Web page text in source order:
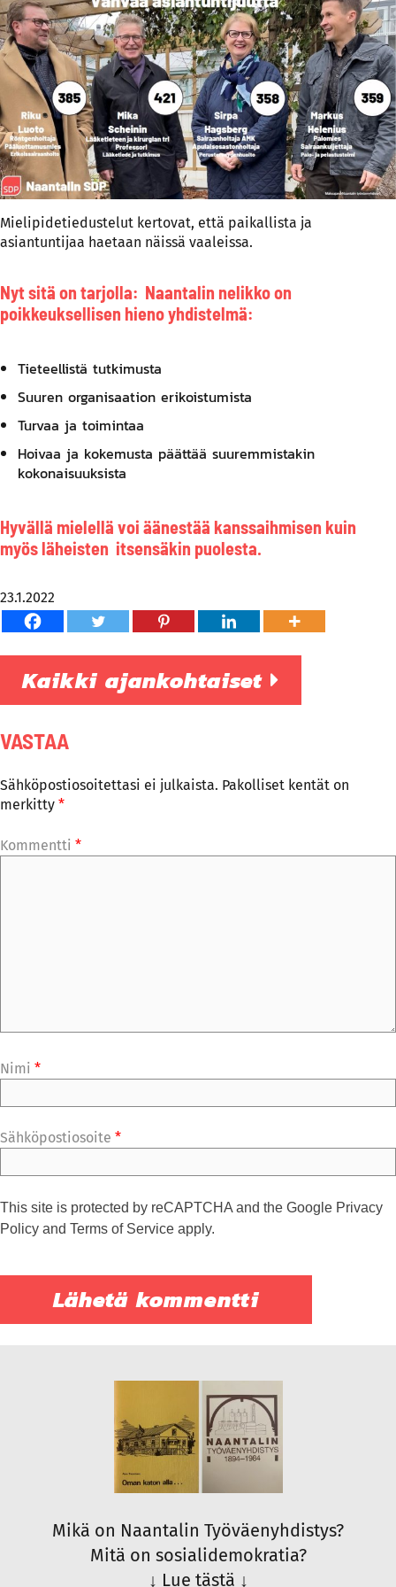
Mielipidetiedustelut kertovat, että paikallista ja
asiantuntijaa haetaan näissä vaaleissa.
Nyt sitä on tarjolla: Naantalin nelikko on
poikkeuksellisen hieno yhdistelmä:
Tieteellistä tutkimusta
Suuren organisaation erikoistumista
Turvaa ja toimintaa
Hoivaa ja kokemusta päättää suuremmistakin
kokonaisuuksista
Hyvällä mielellä voi äänestää kanssaihmisen kuin
myös läheisten itsensäkin puolesta.
23.1.2022
Kaikki ajankohtaiset
VASTAA
Sähköpostiosoitettasi ei julkaista. Pakolliset kentät on
merkitty *
Kommentti *
Nimi *
Sähköpostiosoite *
This site is protected by reCAPTCHA and the Google Privacy
Policy and Terms of Service apply.
Mikä on Naantalin Työväenyhdistys?
Mitä on sosialidemokratia?
↓ Lue tästä ↓